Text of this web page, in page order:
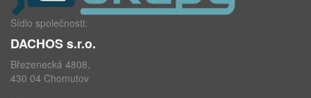
Sídlo společnosti:
DACHOS s.r.o.
Březenecká 4808,
430 04 Chomutov